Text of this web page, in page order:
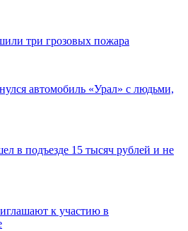
три грозовых пожара
автомобиль «Урал» с людьми,
в подъезде 15 тысяч рублей и не
к участию в